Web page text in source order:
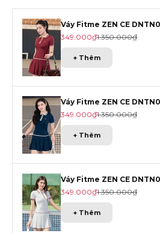
Váy Fitme ZEN CE
Giá khuyến mãi
349.000₫Giá gốc
1.350.000₫
+ Thêm
Váy Fitme ZEN CE
Giá khuyến mãi
349.000₫Giá gốc
1.350.000₫
+ Thêm
Váy Fitme ZEN CE
Giá khuyến mãi
349.000₫Giá gốc
1.350.000₫
+ Thêm